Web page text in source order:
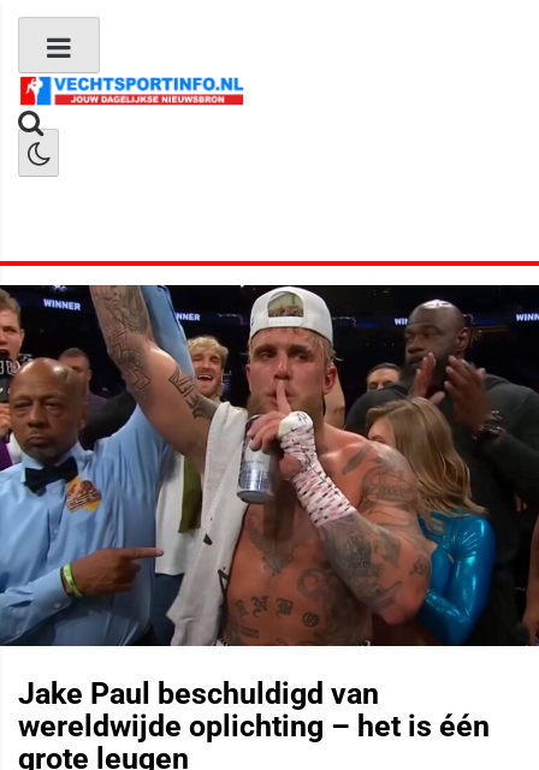
Jake Paul beschuldigd van
wereldwijde oplichting – het is één
grote leugen